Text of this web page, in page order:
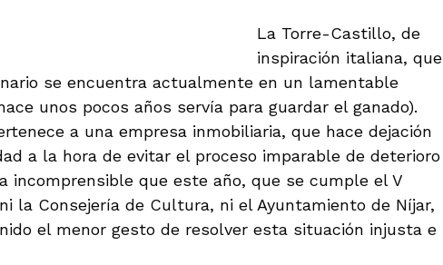
La Torre-Castillo, de
inspiración italiana, que
se encuentra actualmente en un lamentable
unos pocos años servía para guardar el ganado).
a una empresa inmobiliaria, que hace dejación
a la hora de evitar el proceso imparable de deterioro
incomprensible que este año, que se cumple el V
la Consejería de Cultura, ni el Ayuntamiento de Níjar,
el menor gesto de resolver esta situación injusta e